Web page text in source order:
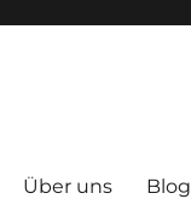
Über uns Blog